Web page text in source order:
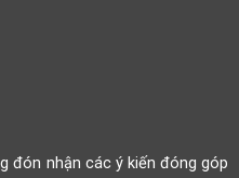
đón nhận các ý kiến đóng góp